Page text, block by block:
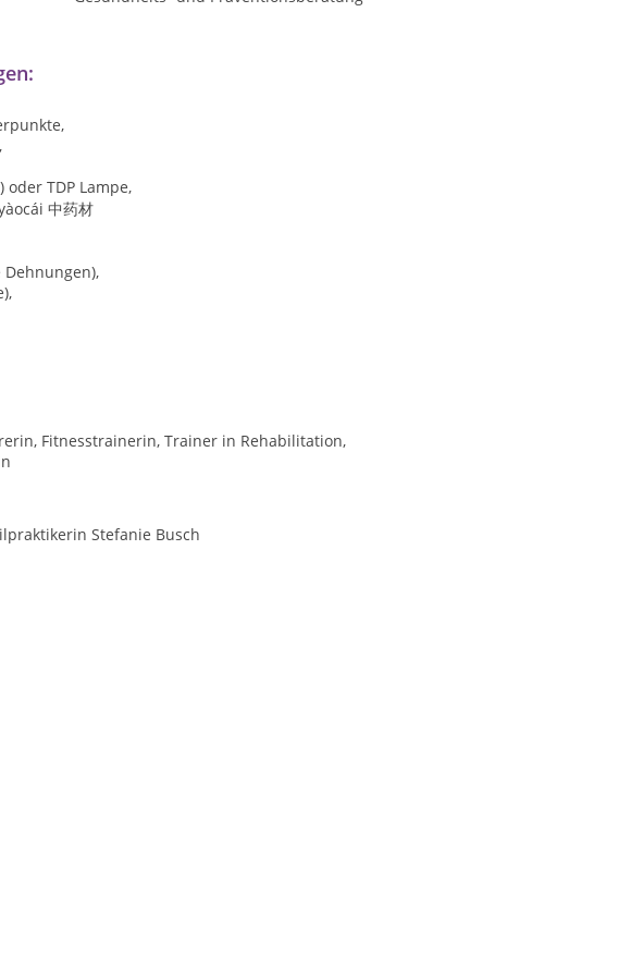
TDP Lampe,
中药材
Dehnungen),
Fitnesstrainerin, Trainer in Rehabilitation,
Stefanie Busch